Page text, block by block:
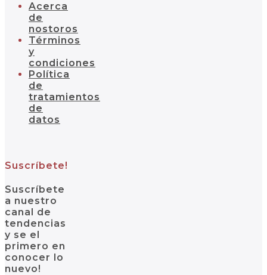
Acerca
de
nostoros
Términos
y
condiciones
Política
de
tratamientos
de
datos
Suscríbete!
Suscríbete
a nuestro
canal de
tendencias
y se el
primero en
conocer lo
nuevo!